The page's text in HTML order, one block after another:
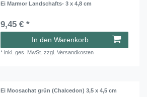
Ei Marmor Landschafts- 3 x 4,8 cm
9,45 € *
In den Warenkorb
*inkl. ges. MwSt. zzgl.Versandkosten
Ei Moosachat grün (Chalcedon) 3,5 x 4,5 cm